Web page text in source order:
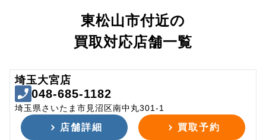
東松山市付近の
買取対応店舗一覧
埼玉大宮店
048-685-1182
埼玉県さいたま市見沼区南中丸301-1
店舗詳細 買取予約